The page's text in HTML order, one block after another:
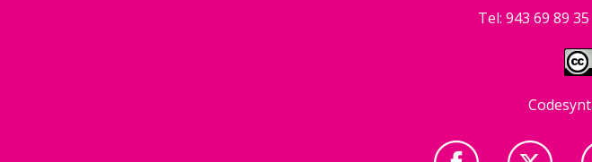
Tel: 943 69 89